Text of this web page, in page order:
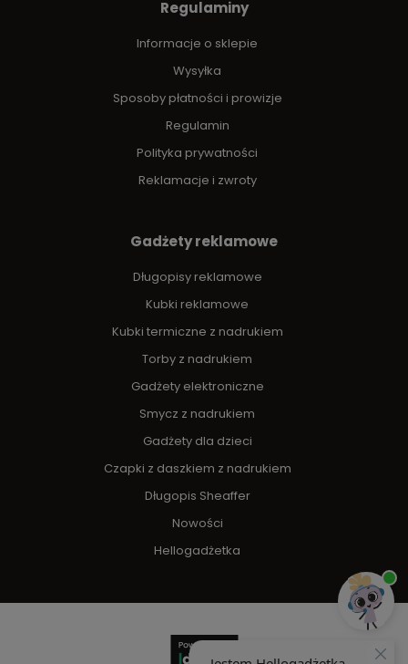
Regulaminy
Informacje o sklepie
Wysyłka
Sposoby płatności i prowizje
Regulamin
Polityka prywatności
Reklamacje i zwroty
Gadżety reklamowe
Długopisy reklamowe
Kubki reklamowe
Kubki termiczne z nadrukiem
Torby z nadrukiem
Gadżety elektroniczne
Smycz z nadrukiem
Gadżety dla dzieci
Czapki z daszkiem z nadrukiem
Długopis Sheaffer
Nowości
Hellogadżetka